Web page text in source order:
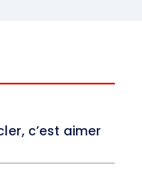
c’est aimer